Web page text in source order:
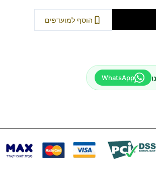
הוסף למועדפים
WhatsApp